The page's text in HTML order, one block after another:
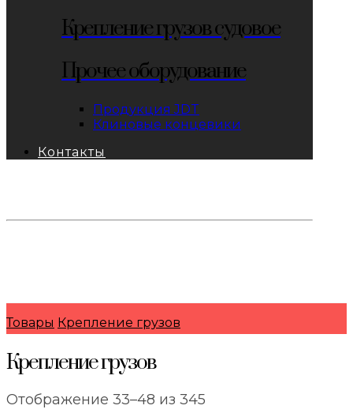
Крепление грузов судовое
Прочее оборудование
Продукция JDT
Клиновые концевики
Контакты
Товары Крепление грузов
Крепление грузов
Отображение 33–48 из 345